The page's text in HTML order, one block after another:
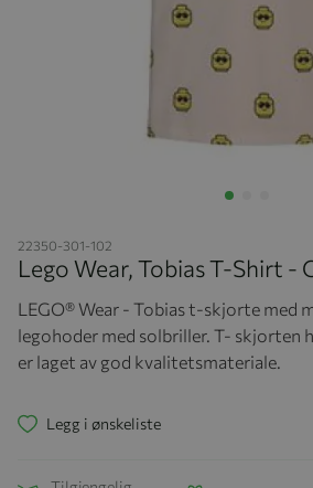
22350-301-102
Lego Wear, Tobias T-Shirt -
LEGO® Wear - Tobias t-skjorte med
legohoder med solbriller. T- skjorten
er laget av god kvalitetsmateriale.
Legg i ønskeliste